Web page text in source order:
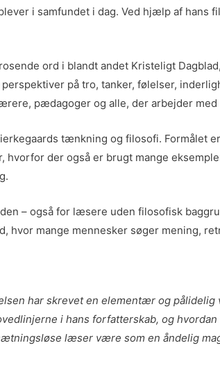
i samfundet i dag. Ved hjælp af hans
ord i blandt andet Kristeligt
på tro, tanker, følelser,
pædagoger og alle, der arbejder med
tænkning og filosofi. Formålet
der også er brugt mange
– også for læsere uden filosofisk
mange mennesker søger mening,
har skrevet en elementær og
i hans forfatterskab, og
læser være som en åndelig